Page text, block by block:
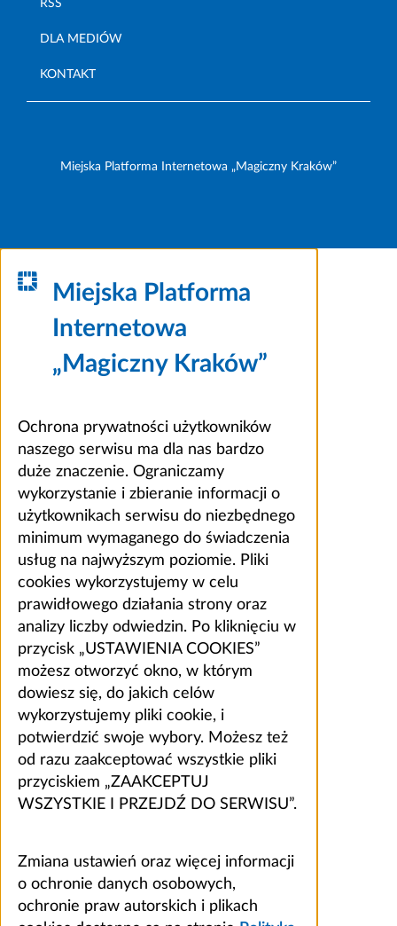
RSS
DLA MEDIÓW
KONTAKT
Miejska Platforma Internetowa „Magiczny Kraków”
Miejska Platforma
Internetowa
„Magiczny Kraków”
Ochrona prywatności użytkowników
naszego serwisu ma dla nas bardzo
duże znaczenie. Ograniczamy
wykorzystanie i zbieranie informacji o
użytkownikach serwisu do niezbędnego
minimum wymaganego do świadczenia
usług na najwyższym poziomie. Pliki
cookies wykorzystujemy w celu
prawidłowego działania strony oraz
analizy liczby odwiedzin. Po kliknięciu w
przycisk „USTAWIENIA COOKIES”
możesz otworzyć okno, w którym
dowiesz się, do jakich celów
wykorzystujemy pliki cookie, i
potwierdzić swoje wybory. Możesz też
od razu zaakceptować wszystkie pliki
przyciskiem „ZAAKCEPTUJ
WSZYSTKIE I PRZEJDŹ DO SERWISU”.
Zmiana ustawień oraz więcej informacji
o ochronie danych osobowych,
ochronie praw autorskich i plikach